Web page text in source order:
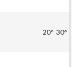
20° 30°